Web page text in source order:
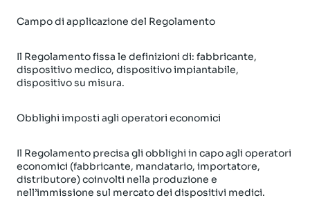
Campo di applicazione del Regolamento
Il Regolamento fissa le definizioni di: fabbricante,
dispositivo medico, dispositivo impiantabile,
dispositivo su misura.
Obblighi imposti agli operatori economici
Il Regolamento precisa gli obblighi in capo agli operatori
economici (fabbricante, mandatario, importatore,
distributore) coinvolti nella produzione e
nell’immissione sul mercato dei dispositivi medici.